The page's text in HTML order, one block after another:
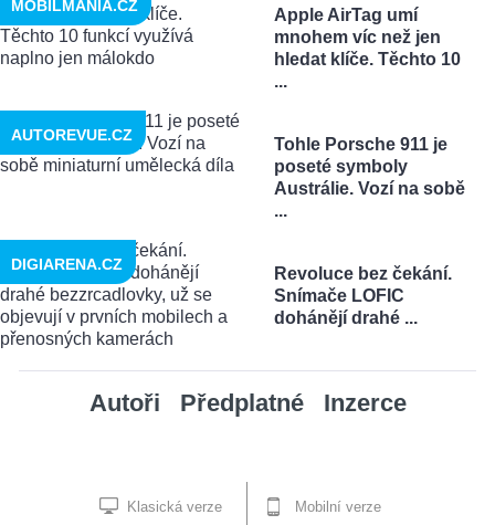
Apple AirTag umí
mnohem víc než jen
hledat klíče. Těchto 10
...
MOBILMANIA.CZ
Tohle Porsche 911 je
poseté symboly
Austrálie. Vozí na sobě
...
AUTOREVUE.CZ
Revoluce bez čekání.
Snímače LOFIC
dohánějí drahé ...
DIGIARENA.CZ
Autoři Předplatné Inzerce
Klasická verze Mobilní verze